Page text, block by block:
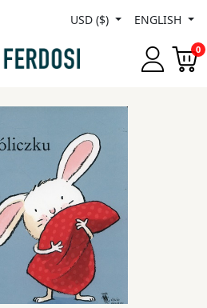
USD ($) ENGLISH
0